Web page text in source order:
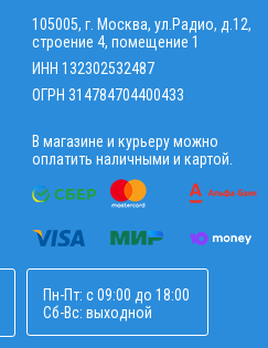
105005, г. Москва, ул.Радио, д.12,
строение 4, помещение 1
ИНН 132302532487
ОГРН 314784704400433
В магазине и курьеру можно
оплатить наличными и картой.
Пн-Пт: с 09:00 до 18:00
Сб-Вс: выходной